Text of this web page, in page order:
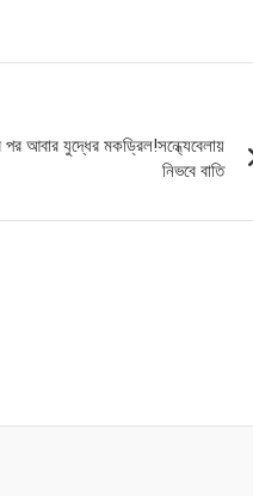
যুদ্ধের মকড্রিল!সন্ধ্যেবেলায়
নিভবে বাতি